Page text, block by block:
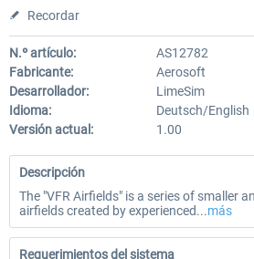
Recordar
N.º artículo:
AS12782
Fabricante:
Aerosoft
Desarrollador:
LimeSim
Idioma:
Deutsch/English
Versión actual:
1.00
Descripción
The "VFR Airfields" is a series of smaller
airfields created by experienced...más
Requerimientos del sistema